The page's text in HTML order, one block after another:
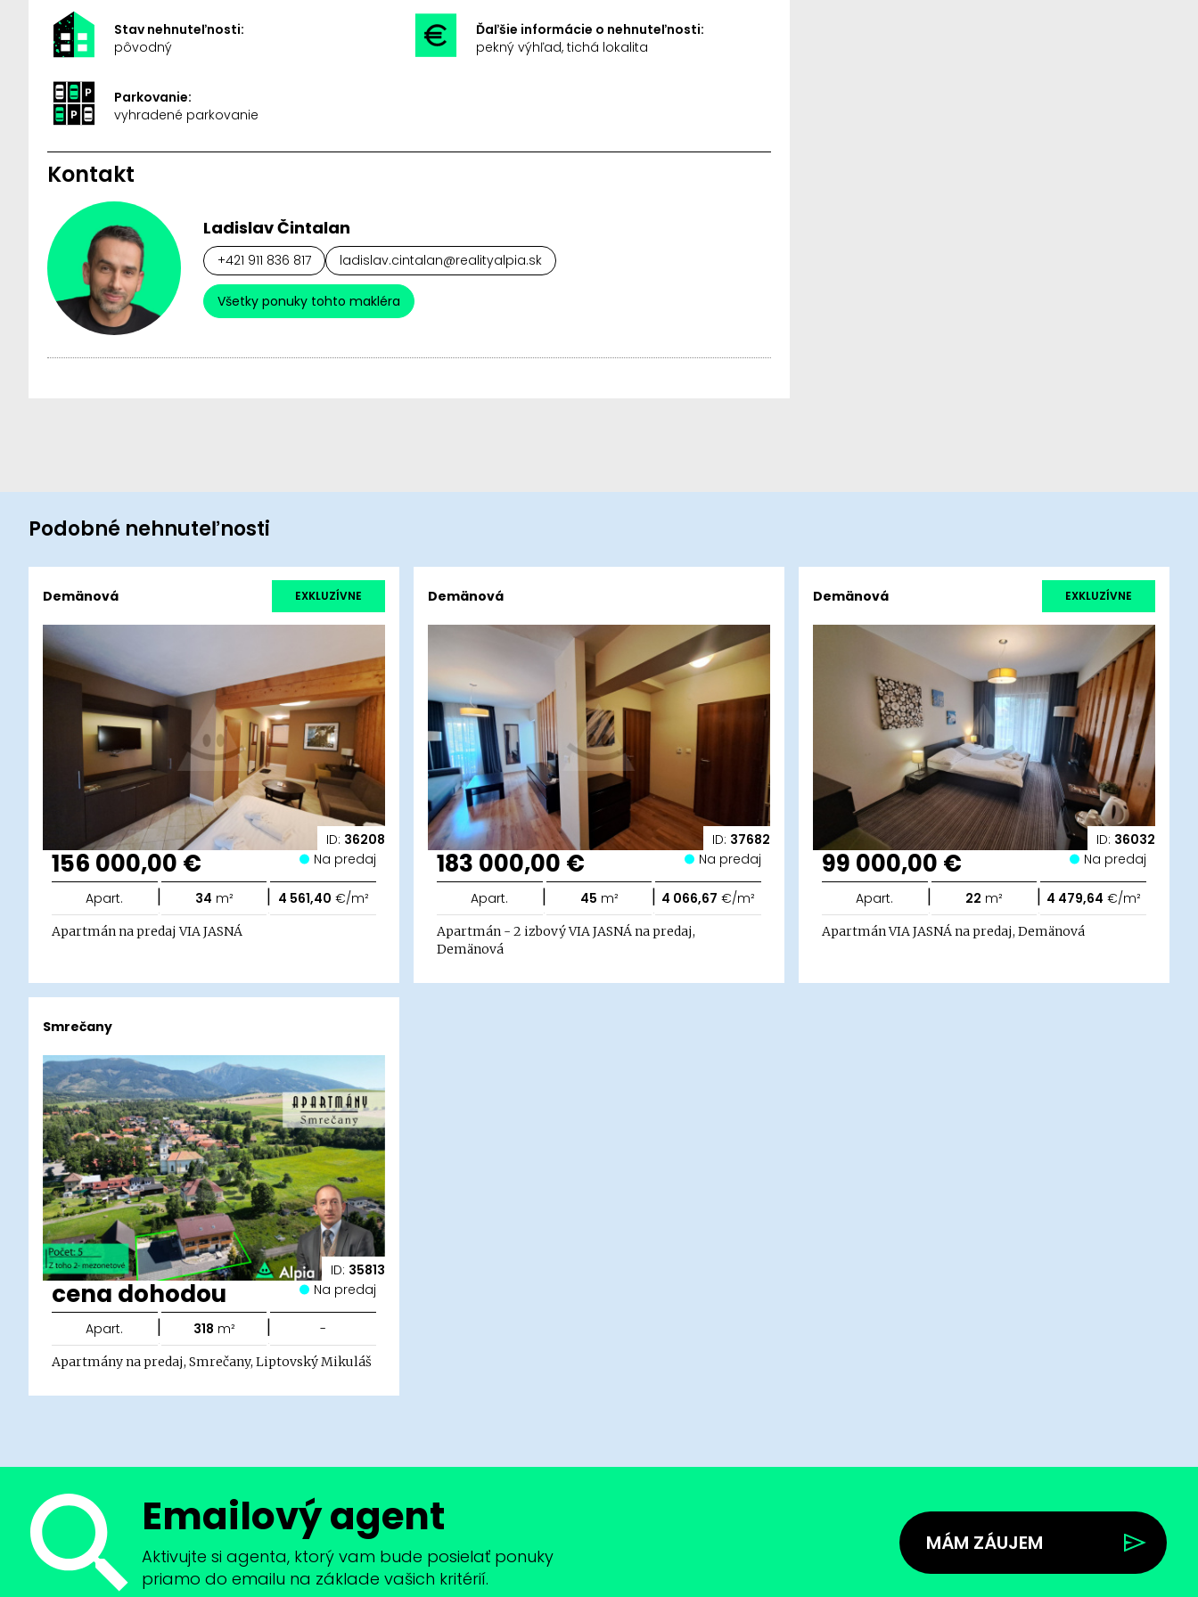
Stav nehnuteľnosti:
pôvodný
Ďaľšie informácie o nehnuteľnosti:
pekný výhľad, tichá lokalita
Parkovanie:
vyhradené parkovanie
Kontakt
Ladislav Čintalan
+421 911 836 817 ladislav.cintalan@realityalpia.sk
Všetky ponuky tohto makléra
Podobné nehnuteľnosti
ID: 36208
Demänová EXKLUZÍVNE
156 000,00 € Na predaj
Apart. | 34 m² | 4 561,40 €/m²
Apartmán na predaj VIA JASNÁ
ID: 37682
Demänová
183 000,00 € Na predaj
Apart. | 45 m² | 4 066,67 €/m²
Apartmán - 2 izbový VIA JASNÁ na predaj,
Demänová
ID: 36032
Demänová EXKLUZÍVNE
99 000,00 € Na predaj
Apart. | 22 m² | 4 479,64 €/m²
Apartmán VIA JASNÁ na predaj, Demänová
ID: 35813
Smrečany
cena dohodou Na predaj
Apart. | 318 m² | -
Apartmány na predaj, Smrečany, Liptovský Mikuláš
Emailový agent
Aktivujte si agenta, ktorý vam bude posielať ponuky
priamo do emailu na základe vašich kritérií.
MÁM ZÁUJEM